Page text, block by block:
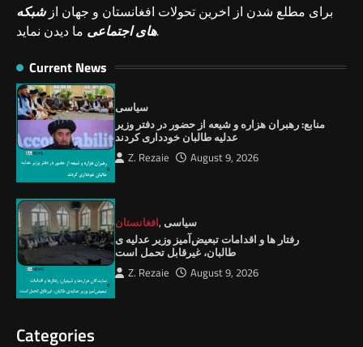
برای مطلع شدن از اخرین تحولات افغانستان و جهان ازشبکه
های اجتماعیما دیدن نماید.
Current News
سیاسی
منابع: رهبران هزاره و شیعه از حضور در دفتر وزیر
عدلیه طالبان خودداری کردند
Z. Rezaie August 9, 2026
افغانستان, سیاسی
رفتار ها و اقدامات تبعیض‌آمیز وزیر عدلیه ی
طالبان، ‏غیرقابل تحمل است
Z. Rezaie August 9, 2026
Categories